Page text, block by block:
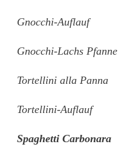
Gnocchi-Auflauf
Gnocchi-Lachs Pfanne
Tortellini alla Panna
Tortellini-Auflauf
Spaghetti Carbonara